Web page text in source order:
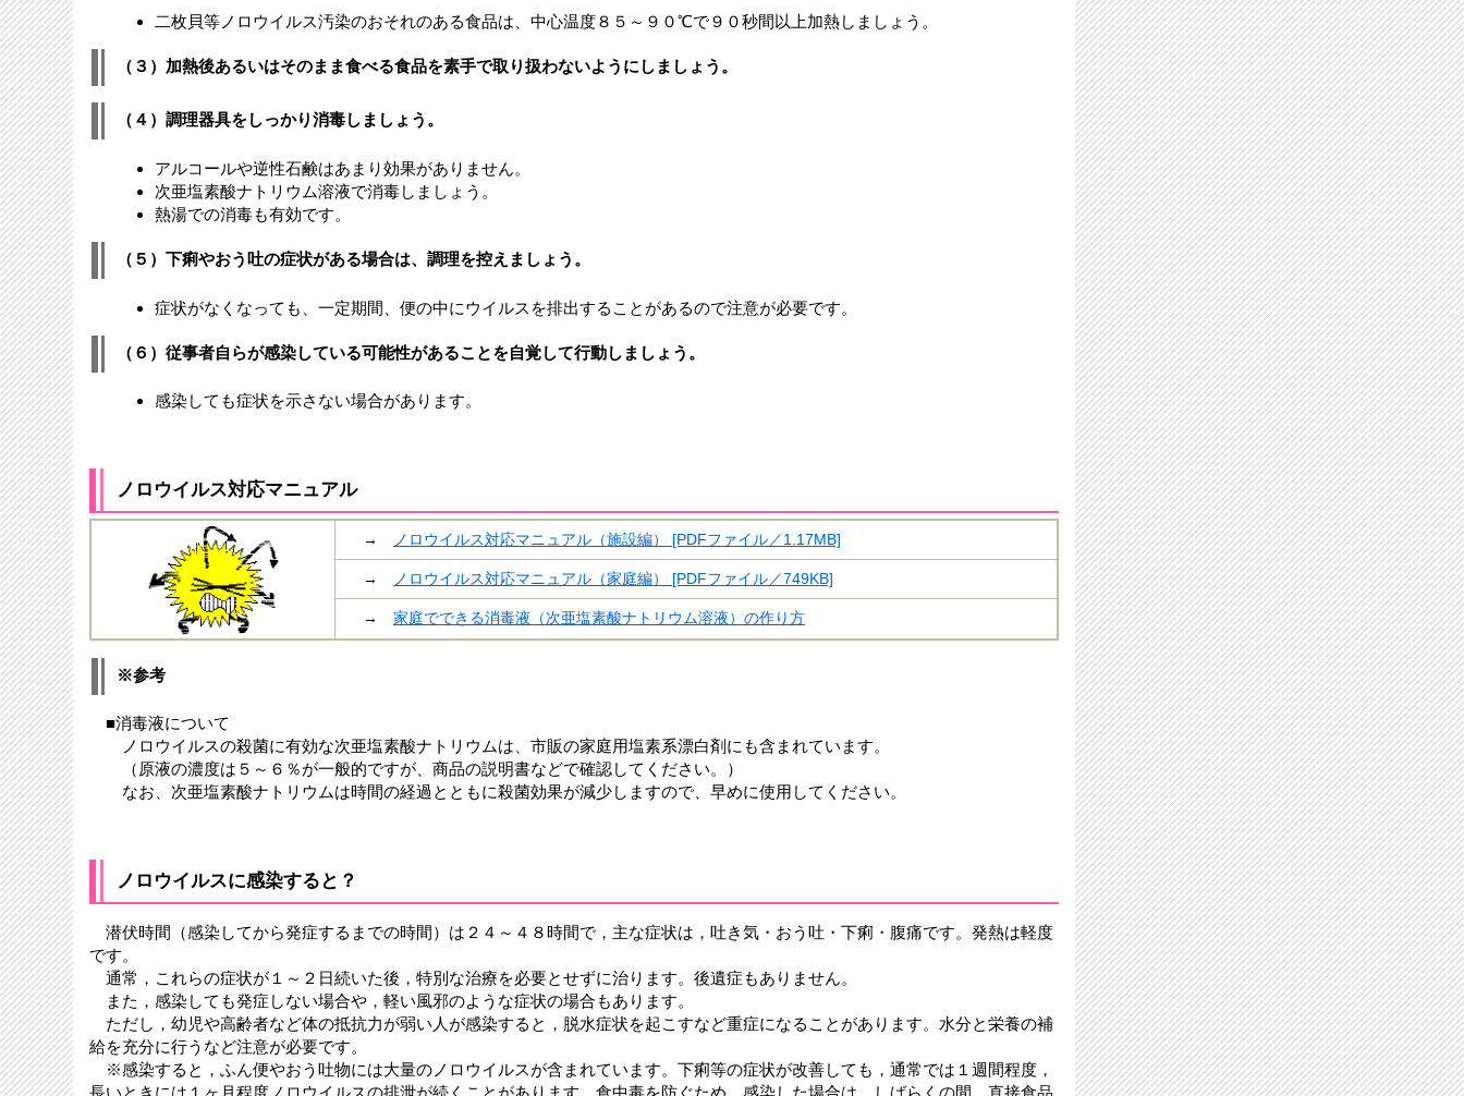
二枚貝等ノロウイルス汚染のおそれのある食品は、中心温度８５～９０℃で９０秒間以上加熱しましょう。
（３）加熱後あるいはそのまま食べる食品を素手で取り扱わないようにしましょう。
（４）調理器具をしっかり消毒しましょう。
アルコールや逆性石鹸はあまり効果がありません。
次亜塩素酸ナトリウム溶液で消毒しましょう。
熱湯での消毒も有効です。
（５）下痢やおう吐の症状がある場合は、調理を控えましょう。
症状がなくなっても、一定期間、便の中にウイルスを排出することがあるので注意が必要です。
（６）従事者自らが感染している可能性があることを自覚して行動しましょう。
感染しても症状を示さない場合があります。
ノロウイルス対応マニュアル
→ ノロウイルス対応マニュアル（施設編） [PDFファイル／1.17MB]
→ ノロウイルス対応マニュアル（家庭編） [PDFファイル／749KB]
→ 家庭でできる消毒液（次亜塩素酸ナトリウム溶液）の作り方
※参考
■消毒液について
ノロウイルスの殺菌に有効な次亜塩素酸ナトリウムは、市販の家庭用塩素系漂白剤にも含まれています。
（原液の濃度は５～６％が一般的ですが、商品の説明書などで確認してください。）
なお、次亜塩素酸ナトリウムは時間の経過とともに殺菌効果が減少しますので、早めに使用してください。
ノロウイルスに感染すると？
潜伏時間（感染してから発症するまでの時間）は２４～４８時間で，主な症状は，吐き気・おう吐・下痢・腹痛です。発熱は軽度
です。
通常，これらの症状が１～２日続いた後，特別な治療を必要とせずに治ります。後遺症もありません。
また，感染しても発症しない場合や，軽い風邪のような症状の場合もあります。
ただし，幼児や高齢者など体の抵抗力が弱い人が感染すると，脱水症状を起こすなど重症になることがあります。水分と栄養の補
給を充分に行うなど注意が必要です。
※感染すると，ふん便やおう吐物には大量のノロウイルスが含まれています。下痢等の症状が改善しても，通常では１週間程度，